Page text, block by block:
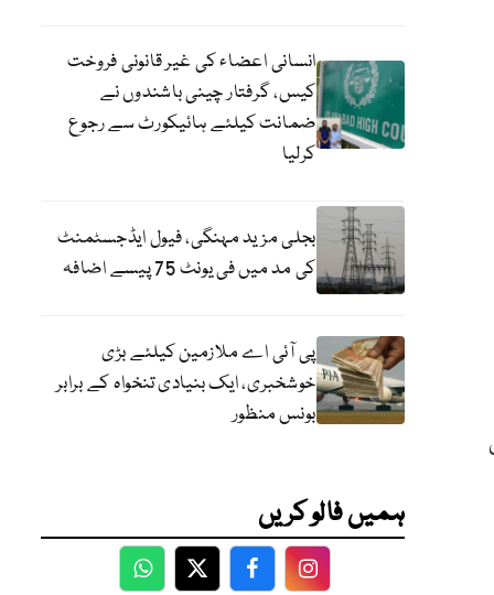
انسانی اعضاء کی غیر قانونی فروخت
کیس، گرفتار چینی باشندوں نے
ضمانت کیلئے ہائیکورٹ سے رجوع
کرلیا
بجلی مزید مہنگی، فیول ایڈجسٹمنٹ
کی مد میں فی یونٹ 75 پیسے اضافہ
پی آئی اے ملازمین کیلئے بڑی
خوشخبری، ایک بنیادی تنخواہ کے برابر
بونس منظور
ہمیں فالو کریں
WhatsApp
TwitterFacebookFacebook